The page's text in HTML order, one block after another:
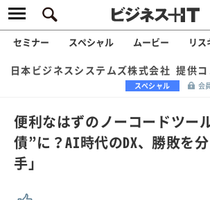
セミナー スペシャル ムービー リス
日本ビジネスシステムズ株式会社 提供コ
スペシャル 会
便利なはずのノーコードツー
債”に？AI時代のDX、勝敗を
手」